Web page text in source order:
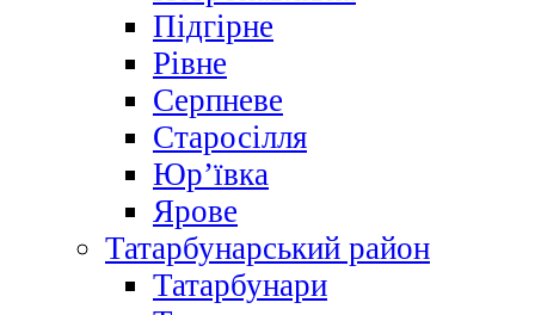
Підгірне
Рівне
Серпневе
Старосілля
Юр’ївка
Ярове
Татарбунарський район
Татарбунари